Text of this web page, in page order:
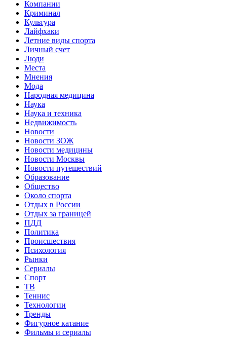
Компании
Криминал
Культура
Лайфхаки
Летние виды спорта
Личный счет
Люди
Места
Мнения
Мода
Народная медицина
Наука
Наука и техника
Недвижимость
Новости
Новости ЗОЖ
Новости медицины
Новости Москвы
Новости путешествий
Образование
Общество
Около спорта
Отдых в России
Отдых за границей
ПДД
Политика
Происшествия
Психология
Рынки
Сериалы
Спорт
ТВ
Теннис
Технологии
Тренды
Фигурное катание
Фильмы и сериалы